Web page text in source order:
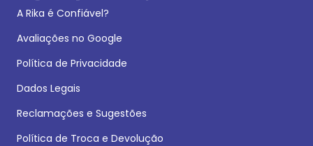
A Rika é Confiável?
Avaliações no Google
Política de Privacidade
Dados Legais
Reclamações e Sugestões
Política de Troca e Devolução